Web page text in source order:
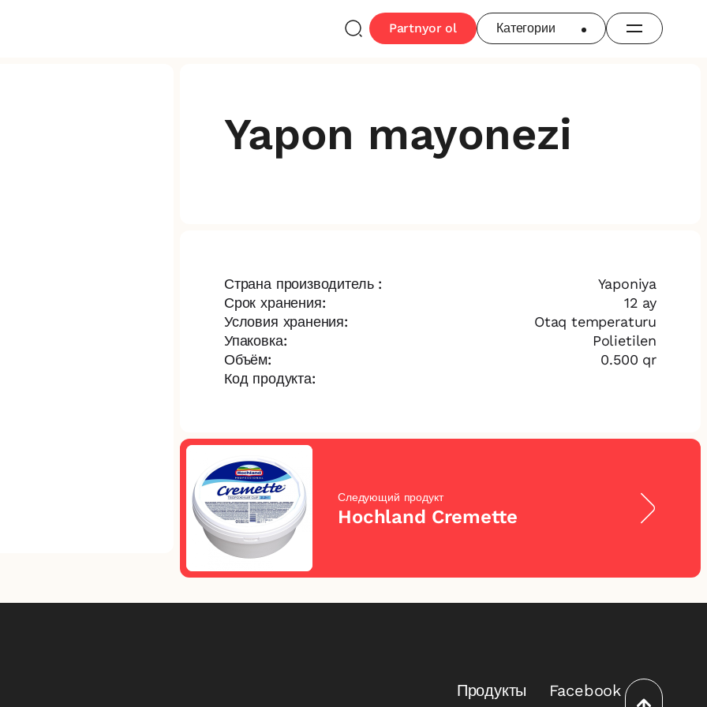
Partnyor ol Категории
Yapon mayonezi
Страна производитель :
Yaponiya
Срок хранения:
12 ay
Условия хранения:
Otaq temperaturu
Упаковка:
Polietilen
Объём:
0.500 qr
Код продукта:
Следующий продукт
Hochland Cremette
Продукты
Facebook